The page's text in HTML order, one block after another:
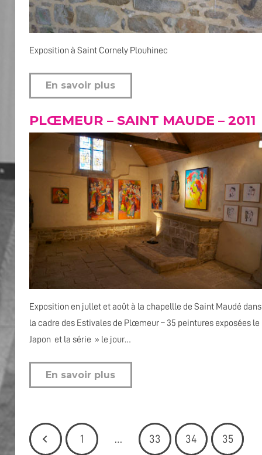
Exposition à Saint Cornely Plouhinec
En savoir plus
PLŒMEUR – SAINT MAUDE – 2011
Exposition en jullet et août à la chapellle de Saint Maudé dans
la cadre des Estivales de Plœmeur – 35 peintures exposées le
Japon et la série » le jour…
En savoir plus
1 … 33 34 35